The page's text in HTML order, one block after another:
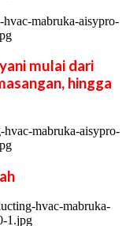
mulai dari
hingga